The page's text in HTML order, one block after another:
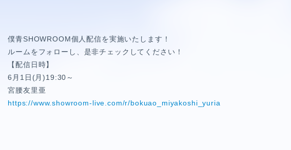
RADIO
僕青SHOWROOM個人配信を実施いたします！
ルームをフォローし、是非チェックしてください！
【配信日時】
6月1日(月)19:30～
宮腰友里亜
https://www.showroom-live.com/r/bokuao_miyakoshi_yuria